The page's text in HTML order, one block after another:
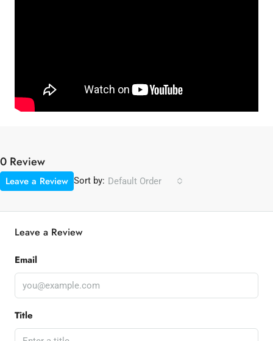
0 Review
Sort by: Default Order
Leave a Review
Leave a Review
Email
Title